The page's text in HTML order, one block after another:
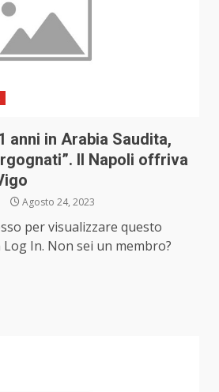
anni in Arabia Saudita,
Il Napoli offriva
Agosto 24, 2023
per visualizzare questo
In. Non sei un membro?